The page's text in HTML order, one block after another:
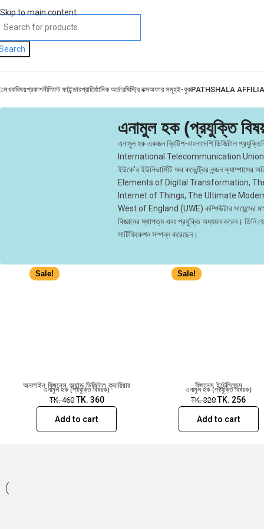
Skip to main content
লেখকবিষয়প্রকাশনীগিফট ফাইন্ডারপ্রাতিষ্ঠানিক অর্ডারমিস্ট্রি বক্সঅফার সমূহই-বুকPATHSHALA
এনামুল হক (প্রযুক্তি
এনামুল হক একজন ব্রিটিশ-বাংলাদেশি ডিজিটাল
International Telecommunication Union-এর মতো
ইউকে’র ইউনিভার্সিটি অব কভেন্ট্রির লন্ডন
Elements of Digital Transformation,
Internet of Things, The Ultimate
West of England (UWE) কম্পিউটার সায়েন্সের
বিজ্ঞানের স্থাপত্য এবং প্রযুক্তি অধ্যয়ন করেন। তিনি
সার্টিফিকেশন সম্পন্ন করেছেন।
Sale!
অনলাইন বিজনেস অ্যান্ড ডিজিটাল ক্যারিয়ার
এনামুল হক (প্রযুক্তি বিষয়ক)
TK.460 TK. 360
Add to cart
Sale!
বিজনেস ইন্টেলিজেন্স
এনামুল হক (প্রযুক্তি বিষয়ক)
TK.320 TK. 256
Add to cart